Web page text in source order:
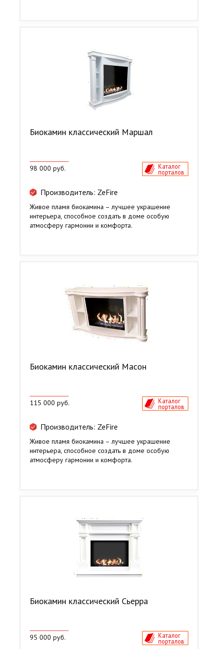
Биокамин классический Маршал
98 000 руб. Каталог
порталов
Производитель: ZeFire
Живое пламя биокамина – лучшее украшение
интерьера, способное создать в доме особую
атмосферу гармонии и комфорта.
Биокамин классический Масон
115 000 руб. Каталог
порталов
Производитель: ZeFire
Живое пламя биокамина – лучшее украшение
интерьера, способное создать в доме особую
атмосферу гармонии и комфорта.
Биокамин классический Сьерра
95 000 руб. Каталог
порталов